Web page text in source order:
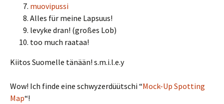
muovipussi
Alles für meine Lapsuus!
levyke dran! (großes Lob)
too much raataa!
Kiitos Suomelle tänään! s.m.i.l.e.y
Wow! Ich finde eine schwyzerdüütschi “Mock-Up Spotting
Map“!